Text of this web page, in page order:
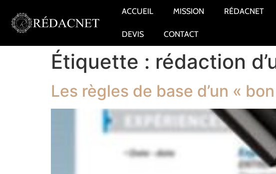
ACCUEIL MISSION RÉDACNET
DEVIS CONTACT
Étiquette : rédaction
Les règles de base d’un «